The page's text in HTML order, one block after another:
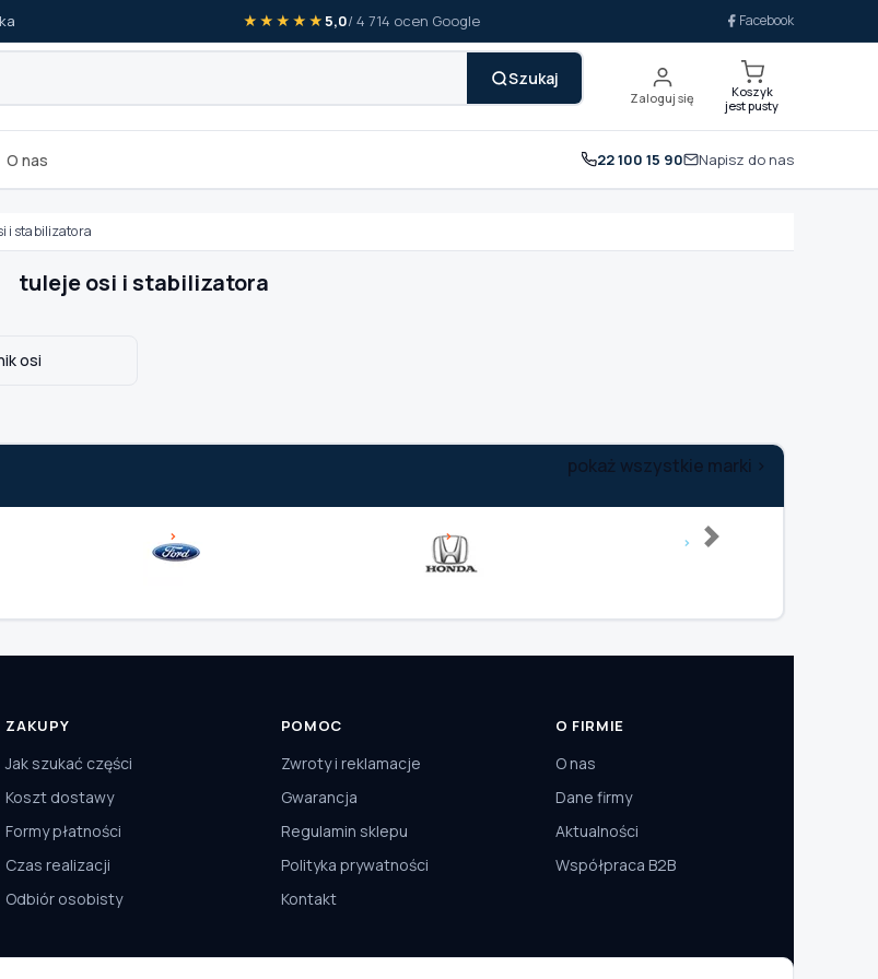
★★★★★5,0/ 4 714 ocen Google Facebook
Szukaj
Zaloguj się
Koszyk
jest pusty
O nas 22 100 15 90 Napisz do nas
i stabilizatora
tuleje osi i stabilizatora
osi
pokaż wszystkie marki >
ZAKUPY
Jak szukać części
Koszt dostawy
Formy płatności
Czas realizacji
Odbiór osobisty
POMOC
Zwroty i reklamacje
Gwarancja
Regulamin sklepu
Polityka prywatności
Kontakt
O FIRMIE
O nas
Dane firmy
Aktualności
Współpraca B2B